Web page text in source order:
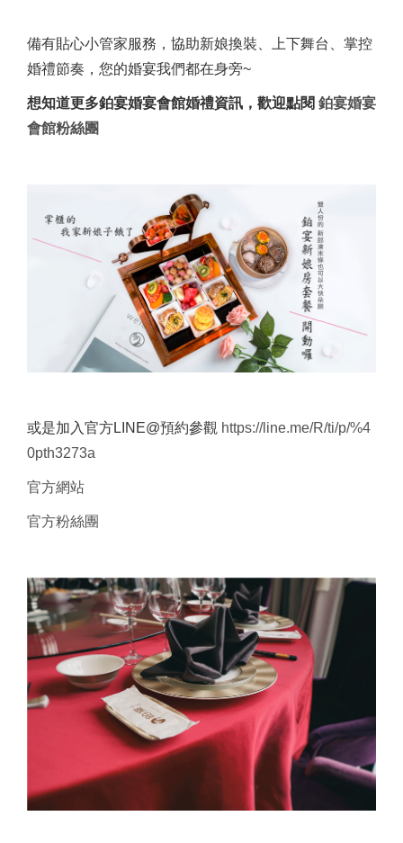
備有貼心小管家服務，協助新娘換裝、上下舞台、掌控
婚禮節奏，您的婚宴我們都在身旁~
想知道更多鉑宴婚宴會館婚禮資訊，歡迎點閱 鉑宴婚宴
會館粉絲團
或是加入官方LINE@預約參觀 https://line.me/R/ti/p/%4
0pth3273a
官方網站
官方粉絲團